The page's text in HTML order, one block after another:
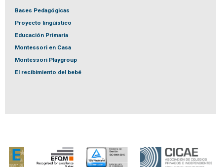
Bases Pedagógicas
Proyecto lingüístico
Educación Primaria
Montessori en Casa
Montessori Playgroup
El recibimiento del bebé